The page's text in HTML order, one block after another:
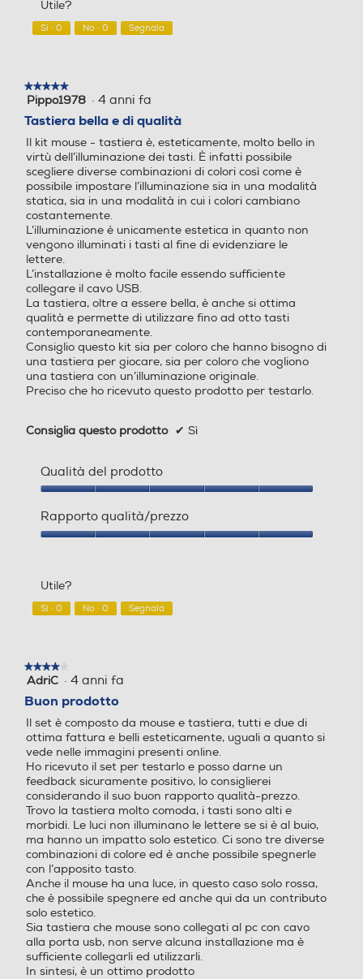
su
5
Utile?
Sì · 0 No · 0 Segnala
★★★★★
★★★★★
5
5
stelle.
Pippo1978 · 4 anni fa
Tastiera bella e di qualità
Il kit mouse - tastiera è, esteticamente, molto bello in
virtù dell’illuminazione dei tasti. È infatti possibile
scegliere diverse combinazioni di colori così come è
possibile impostare l’illuminazione sia in una modalità
statica, sia in una modalità in cui i colori cambiano
costantemente.
L’illuminazione è unicamente estetica in quanto non
vengono illuminati i tasti al fine di evidenziare le
lettere.
L’installazione è molto facile essendo sufficiente
collegare il cavo USB.
La tastiera, oltre a essere bella, è anche si ottima
qualità e permette di utilizzare fino ad otto tasti
contemporaneamente.
Consiglio questo kit sia per coloro che hanno bisogno di
una tastiera per giocare, sia per coloro che vogliono
una tastiera con un’illuminazione originale.
Preciso che ho ricevuto questo prodotto per testarlo.
Consiglia questo prodotto ✔ Sì
Qualità del prodotto
del
prodotto,
Rapporto qualità/prezzo
su
5
Utile?
Sì · 0 No · 0 Segnala
★★★★★
★★★★★
4
5
stelle.
AdriC · 4 anni fa
Buon prodotto
Il set è composto da mouse e tastiera, tutti e due di
ottima fattura e belli esteticamente, uguali a quanto si
vede nelle immagini presenti online.
Ho ricevuto il set per testarlo e posso darne un
feedback sicuramente positivo, lo consiglierei
considerando il suo buon rapporto qualità-prezzo.
Trovo la tastiera molto comoda, i tasti sono alti e
morbidi. Le luci non illuminano le lettere se si è al buio,
ma hanno un impatto solo estetico. Ci sono tre diverse
combinazioni di colore ed è anche possibile spegnerle
con l’apposito tasto.
Anche il mouse ha una luce, in questo caso solo rossa,
che è possibile spegnere ed anche qui da un contributo
solo estetico.
Sia tastiera che mouse sono collegati al pc con cavo
alla porta usb, non serve alcuna installazione ma è
sufficiente collegarli ed utilizzarli.
In sintesi, è un ottimo prodotto